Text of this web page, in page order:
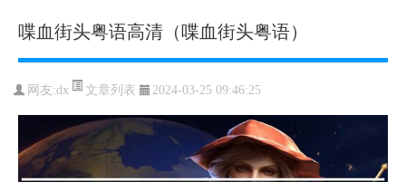
喋血街头粤语高清（喋血街头粤语）
网友:dx 文章列表 2024-03-25 09:46:25